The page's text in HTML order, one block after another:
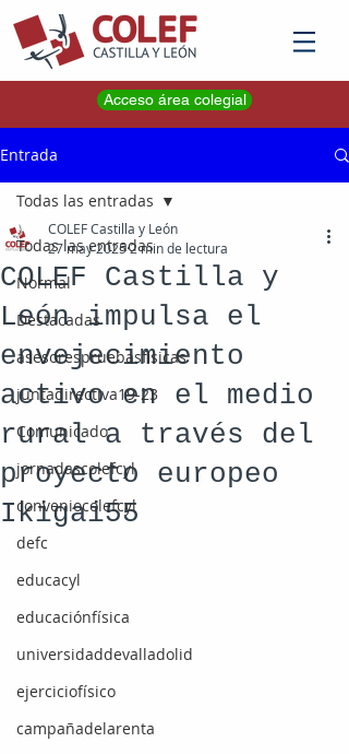
Acceso área colegial
Entrada
Todas las entradas
Normal
Destacadas
asesorespruebasfisicas
juntadirectiva19-23
Comunicado
jornadascolefcyl
conveniocolefcyl
defc
educacyl
educaciónfísica
universidaddevalladolid
ejerciciofísico
campañadelarenta
Todas las entradas
COLEF Castilla y
León impulsa el
envejecimiento
activo en el medio
rural a través del
proyecto europeo
Ikigai55
COLEF Castilla y León
27 may 20252 min de lectura